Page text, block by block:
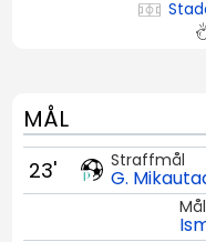
MÅL
Straffmål
G.
23'
Mål